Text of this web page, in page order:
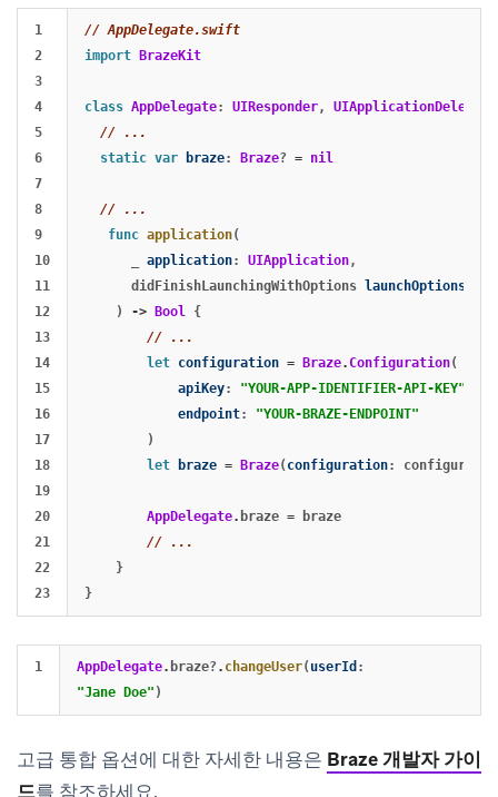
1
2
3
4
5
6
7
8
9
10
11
12
13
14
15
16
17
18
19
20
21
22
// AppDelegate.swift
import BrazeKit
class AppDelegate: UIResponder,
UIApplicationDelegate
// ...
static var braze: Braze? = nil
// ...
func application(
application: UIApplication,
didFinishLaunchingWithOptions launchOptions
)
-> Bool
{
// ...
let configuration = Braze.Configuration(
apiKey: "YOUR-APP-IDENTIFIER-API-KEY"
endpoint:
"YOUR-BRAZE-ENDPOINT"
)
let
braze = Braze(configuration:
AppDelegate. braze =
braze
// ...
}
}
AppDelegate. braze?. changeUser(userId :
"Jane Doe" )
고급 통합 옵션에 대한 자세한 내용은 Braze 개발자 가이
드를 참조하세요.